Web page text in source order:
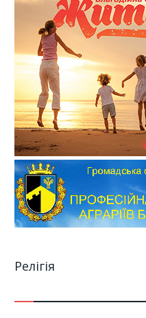
Релігія